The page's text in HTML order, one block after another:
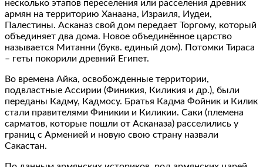
несколько этапов переселения или расселения древних
армян на территорию Ханаана, Израиля, Иудеи,
Палестины. Асканаз свой дом передает Торгому, который
объединяет два дома. Новое объединённое царство
называется Митанни (букв. единый дом). Потомки Тираса
– геты покорили древний Египет.
Во времена Айка, освобожденные территории,
подвластные Ассирии (Финикия, Киликия и др.), были
переданы Кадму, Кадмосу. Братья Кадма Фойник и Килик
стали правителями Финикии и Киликии. Саки (племена
сарматов, которые пошли от Асканаза) расселились у
границ с Арменией и новую свою страну назвали
Сакастан.